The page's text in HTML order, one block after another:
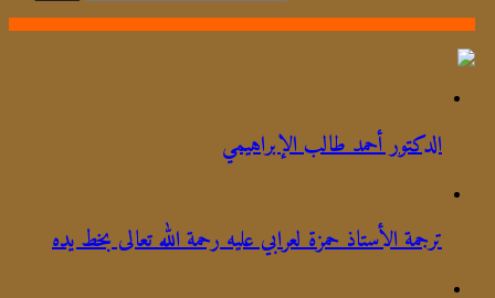
الدكتور أحمد طالب الإبراهيمي
ترجمة الأستاذ حمزة لعرابي عليه رحمة الله تعالى بخط يده